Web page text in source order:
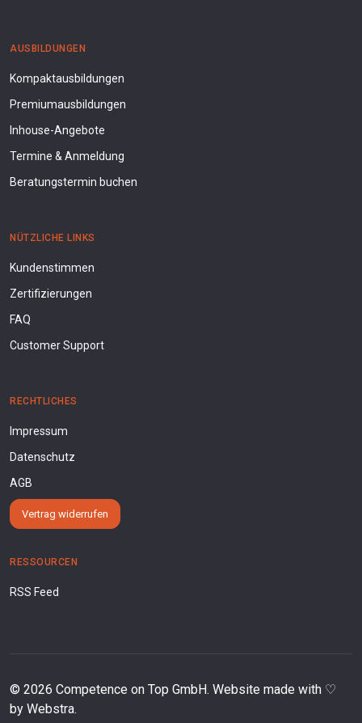
AUSBILDUNGEN
Kompaktausbildungen
Premiumausbildungen
Inhouse-Angebote
Termine & Anmeldung
Beratungstermin buchen
NÜTZLICHE LINKS
Kundenstimmen
Zertifizierungen
FAQ
Customer Support
RECHTLICHES
Impressum
Datenschutz
AGB
Vertrag widerrufen
RESSOURCEN
RSS Feed
© 2026 Competence on Top GmbH. Website made with ♡
by Webstra.